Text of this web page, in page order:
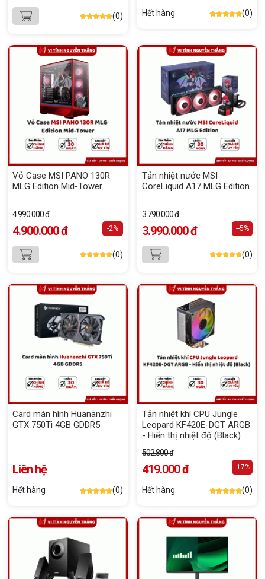
(0) Hết hàng (0)
Vỏ Case MSI PANO 130R
MLG Edition Mid-Tower
4.990.000 đ
4.900.000 đ -2%
(0)
Tản nhiệt nước MSI
CoreLiquid A17 MLG Edition
3.790.000 đ
3.990.000 đ --5%
(0)
Card màn hình Huananzhi
GTX 750Ti 4GB GDDR5
Liên hệ
Hết hàng (0)
Tản nhiệt khí CPU Jungle
Leopard KF420E-DGT ARGB
- Hiển thị nhiệt độ (Black)
502.800 đ
419.000 đ -17%
Hết hàng (0)